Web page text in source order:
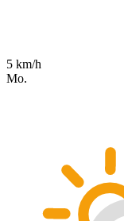
5 km/h
Mo.